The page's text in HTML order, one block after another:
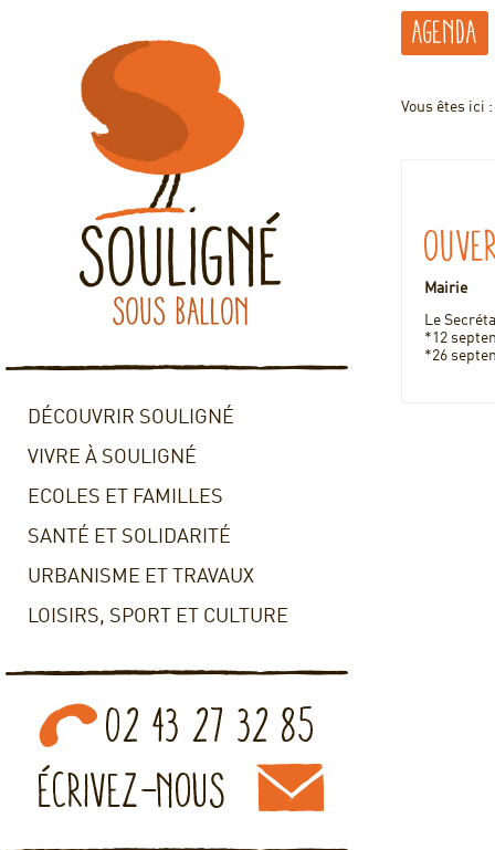
DÉCOUVRIR SOULIGNÉ
VIVRE À SOULIGNÉ
ECOLES ET FAMILLES
SANTÉ ET SOLIDARITÉ
URBANISME ET TRAVAUX
LOISIRS, SPORT ET CULTURE
Agenda
Vous êtes ici :
Mairie
Le
*12
*26